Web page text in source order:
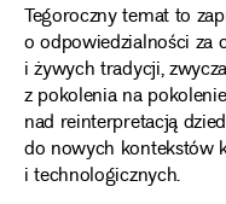
Tegoroczny temat to
o odpowiedzialności za
i żywych tradycji,
z pokolenia na
nad reinterpretacją
do nowych kontekstów
i technologicznych.